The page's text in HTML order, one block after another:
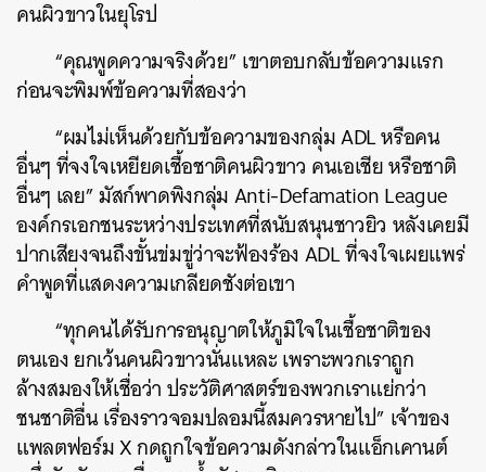
คนผิวขาวในยุโรป
“คุณพูดความจริงด้วย” เขาตอบกลับข้อความแรก
ก่อนจะพิมพ์ข้อความที่สองว่า
“ผมไม่เห็นด้วยกับข้อความของกลุ่ม ADL หรือคน
อื่นๆ ที่จงใจเหยียดเชื้อชาติคนผิวขาว คนเอเชีย หรือชาติ
อื่นๆ เลย” มัสก์พาดพิงกลุ่ม Anti-Defamation League
องค์กรเอกชนระหว่างประเทศที่สนับสนุนชาวยิว หลังเคยมี
ปากเสียงจนถึงขั้นข่มขู่ว่าจะฟ้องร้อง ADL ที่จงใจเผยแพร่
คำพูดที่แสดงความเกลียดชังต่อเขา
“ทุกคนได้รับการอนุญาตให้ภูมิใจในเชื้อชาติของ
ตนเอง ยกเว้นคนผิวขาวนั่นแหละ เพราะพวกเราถูก
ล้างสมองให้เชื่อว่า ประวัติศาสตร์ของพวกเราแย่กว่า
ชนชาติอื่น เรื่องราวจอมปลอมนี้สมควรหายไป” เจ้าของ
แพลตฟอร์ม X กดถูกใจข้อความดังกล่าวในแอ็กเคานต์